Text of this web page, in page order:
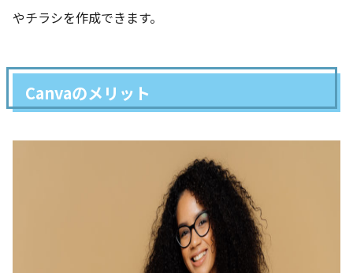
やチラシを作成できます。
Canvaのメリット